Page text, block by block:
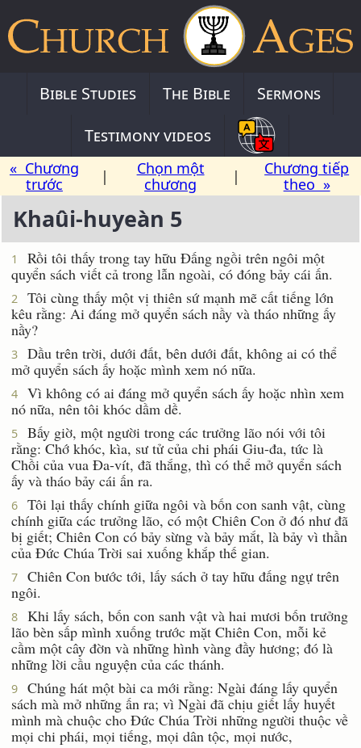
Bible Studies The Bible
Sermons
Testimony videos
« Chương
trước
|
Chọn một
chương
|
Chương tiếp
theo »
Khaûi-huyeàn 5
1
Rồi tôi thấy trong tay hữu Ðấng ngồi trên ngôi một
quyển sách viết cả trong lẫn ngoài, có đóng bảy cái ấn.
2
Tôi cùng thấy một vị thiên sứ mạnh mẽ cất tiếng lớn
kêu rằng: Ai đáng mở quyển sách nầy và tháo những ấy
nầy?
3
Dầu trên trời, dưới đất, bên dưới đất, không ai có thể
mở quyển sách ấy hoặc mình xem nó nữa.
4
Vì không có ai đáng mở quyển sách ấy hoặc nhìn xem
nó nữa, nên tôi khóc dầm dề.
5
Bấy giờ, một người trong các trưởng lão nói với tôi
rằng: Chớ khóc, kìa, sư tử của chi phái Giu-đa, tức là
Chồi của vua Ða-vít, đã thắng, thì có thể mở quyển sách
ấy và tháo bảy cái ấn ra.
6
Tôi lại thấy chính giữa ngôi và bốn con sanh vật, cùng
chính giữa các trưởng lão, có một Chiên Con ở đó như đã
bị giết; Chiên Con có bảy sừng và bảy mắt, là bảy vì thần
của Ðức Chúa Trời sai xuống khắp thế gian.
7
Chiên Con bước tới, lấy sách ở tay hữu đấng ngự trên
ngôi.
8
Khi lấy sách, bốn con sanh vật và hai mươi bốn trưởng
lão bèn sấp mình xuống trước mặt Chiên Con, mỗi kẻ
cầm một cây đờn và những hình vàng đầy hương; đó là
những lời cầu nguyện của các thánh.
9
Chúng hát một bài ca mới rằng: Ngài đáng lấy quyển
sách mà mở những ấn ra; vì Ngài đã chịu giết lấy huyết
mình mà chuộc cho Ðức Chúa Trời những người thuộc về
mọi chi phái, mọi tiếng, mọi dân tộc, mọi nước,